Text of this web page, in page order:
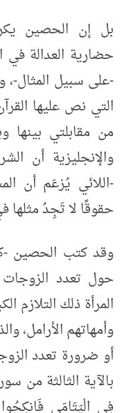
بل إن الحصين
حضارية العدالة في
-على سبيل المثال-،
التي نص عليها
من مقابلتي بينها
والإنجليزية أن
-اللائي يُزعَم أن
حقوقًا لا تَجِدُ مثلها
وقد كتب الحصين -
حول تعدد
المرأة ذلك التلازم
وأمهاتهم الأرامل،
أو ضرورة تعدد
بالآية الثالثة من
فِي الْيَتَامَى